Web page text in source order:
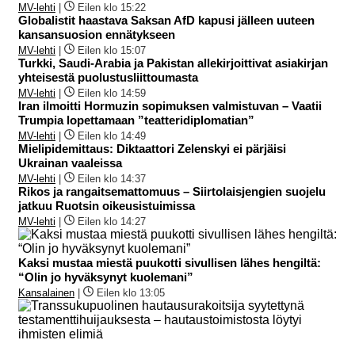
MV-lehti | Eilen klo 15:22
Globalistit haastava Saksan AfD kapusi jälleen uuteen
kansansuosion ennätykseen
MV-lehti | Eilen klo 15:07
Turkki, Saudi-Arabia ja Pakistan allekirjoittivat asiakirjan
yhteisestä puolustusliittoumasta
MV-lehti | Eilen klo 14:59
Iran ilmoitti Hormuzin sopimuksen valmistuvan – Vaatii
Trumpia lopettamaan ”teatteridiplomatian”
MV-lehti | Eilen klo 14:49
Mielipidemittaus: Diktaattori Zelenskyi ei pärjäisi
Ukrainan vaaleissa
MV-lehti | Eilen klo 14:37
Rikos ja rangaitsemattomuus – Siirtolaisjengien suojelu
jatkuu Ruotsin oikeusistuimissa
MV-lehti | Eilen klo 14:27
Kaksi mustaa miestä puukotti sivullisen lähes hengiltä:
“Olin jo hyväksynyt kuolemani”
Kansalainen | Eilen klo 13:05